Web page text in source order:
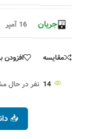
جریان 16 آمپر
مقایسه افزودن
14 نفر در حال
📥